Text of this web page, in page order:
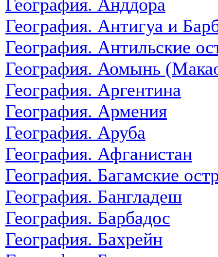
География. Анддора
География. Антигуа и
География. Антильские
География. Аомынь
География. Аргентина
География. Армения
География. Аруба
География. Афганистан
География. Багамские
География. Бангладеш
География. Барбадос
География. Бахрейн